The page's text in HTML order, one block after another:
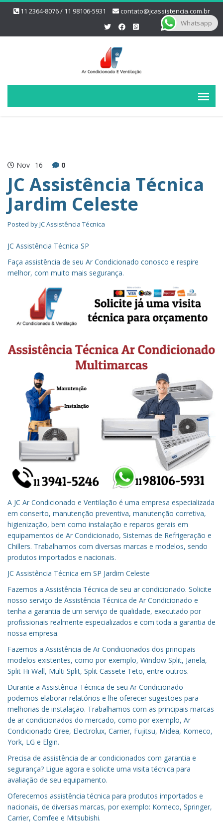
11 2364-8076 / 11 98106-5931 contato@jcassistencia.com.br
Nov 16 0
JC Assistência Técnica
Jardim Celeste
Posted byJC Assistência Técnica
JC Assistência Técnica SP
Faça assistência de seu Ar Condicionado conosco e respire
melhor, com muito mais segurança.
A JC Ar Condicionado e Ventilação é uma empresa especializada
em conserto, manutenção preventiva, manutenção corretiva,
higienização, bem como instalação e reparos gerais em
equipamentos de Ar Condicionado, Sistemas de Refrigeração e
Chillers. Trabalhamos com diversas marcas e modelos, sendo
produtos importados e nacionais.
JC Assistência Técnica em SP Jardim Celeste
Fazemos a Assistência Técnica de seu ar condicionado. Solicite
nosso serviço de Assistência Técnica de Ar Condicionado e
tenha a garantia de um serviço de qualidade, executado por
profissionais realmente especializados e com toda a garantia de
nossa empresa.
Fazemos a Assistência de Ar Condicionados dos principais
modelos existentes, como por exemplo, Window Split, Janela,
Split Hi Wall, Multi Split, Split Cassete Teto, entre outros.
Durante a Assistência Técnica de seu Ar Condicionado
podemos elaborar relatórios e lhe oferecer sugestões para
melhorias de instalação. Trabalhamos com as principais marcas
de ar condicionados do mercado, como por exemplo, Ar
Condicionado Gree, Electrolux, Carrier, Fujitsu, Midea, Komeco,
York, LG e Elgin.
Precisa de assistência de ar condicionados com garantia e
segurança? Ligue agora e solicite uma visita técnica para
avaliação de seu equipamento.
Oferecemos assistência técnica para produtos importados e
nacionais, de diversas marcas, por exemplo: Komeco, Springer,
Carrier, Comfee e Mitsubishi.
Whatsapp